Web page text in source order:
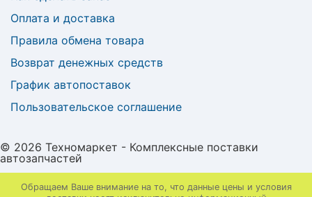
Оплата и доставка
Правила обмена товара
Возврат денежных средств
График автопоставок
Пользовательское соглашение
© 2026 Техномаркет - Комплексные поставки
автозапчастей
Обращаем Ваше внимание на то, что данные цены и условия